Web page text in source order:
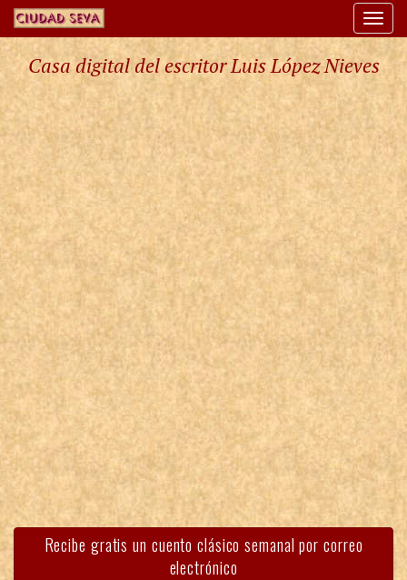
Casa digital del escritor Luis López Nieves
Recibe gratis un cuento clásico semanal por correo
electrónico